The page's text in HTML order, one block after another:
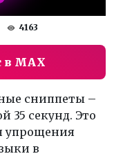
4163
в MAX
сниппеты –
35 секунд. Это
упрощения
в